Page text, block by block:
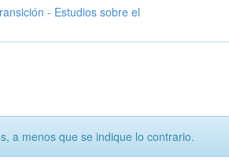
- Estudios sobre el
a menos que se indique lo contrario.